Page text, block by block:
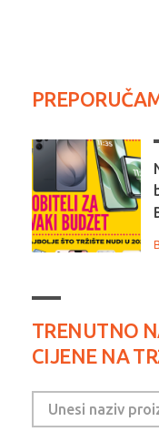
TRENUTNO
CIJENE NA